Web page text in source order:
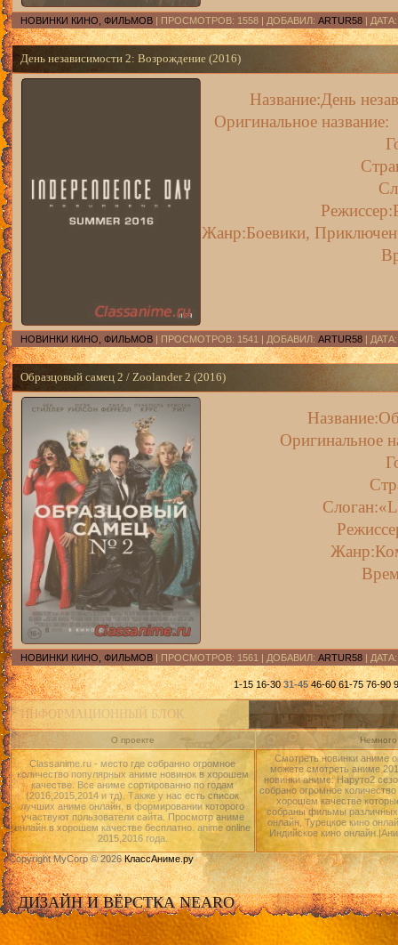
НОВИНКИ КИНО, ФИЛЬМОВ | ПРОСМОТРОВ: 1558 | ДОБАВИЛ: ARTUR58 |
День независимости 2: Возрождение (2016)
Название:День
Оригинальное
Жанр:Боевики,
НОВИНКИ КИНО, ФИЛЬМОВ | ПРОСМОТРОВ: 1541 | ДОБАВИЛ: ARTUR58 |
Образцовый самец 2 / Zoolander 2 (2016)
Оригинальное
НОВИНКИ КИНО, ФИЛЬМОВ | ПРОСМОТРОВ: 1561 | ДОБАВИЛ: ARTUR58 |
1-15 16-30 31-45 46-60 61-75 76-90
ИНФОРМАЦИОННЫЙ БЛОК
О проекте
Classanime.ru - место где собранно огромное
количество популярных аниме новинок в хорошем
качестве. Все аниме сортированно по годам
(2016,2015,2014 и тд). Также у нас есть список
лучших аниме онлайн, в формировании которого
участвуют пользователи сайта. Просмотр аниме
онлайн в хорошем качестве бесплатно. anime online
2015,2016 года.
Смотреть новинки аниме
можете смотреть аниме
новинки аниме: Наруто2
собрано огромное
хорошем качестве
собраны фильмы различных
онлайн, Турецкое кино
Индийское кино
Copyright MyCorp © 2026КлассАниме.ру
ДИЗАЙН И ВЁРСТКА NEARO